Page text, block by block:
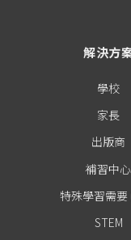
解決方
學校
家長
出版商
補習中心
特殊學習需要
STEM